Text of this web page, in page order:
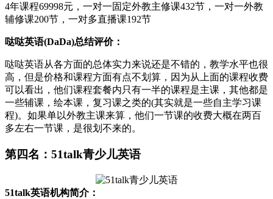
4年课程69998元，一对一固定外教主修课432节，一对一外教
辅修课200节，一对多直播课192节
哒哒英语(DaDa)总结评价：
哒哒英语从各方面的总体实力来说还是不错的，教学水平也很
高，但是价格和课程方面有点不划算，因为从上面的课程收费
可以看出，他们课程套餐内只有一半的课程是主课，其他都是
一些辅课，绘本课，复习课之类的(其实就是一些自主学习课
程)。如果单以外教主课来算，他们一节课的收费大概在两百
多左右一节课，是很划不来的。
第四名：51talk青少儿英语
51talk英语机构简介：